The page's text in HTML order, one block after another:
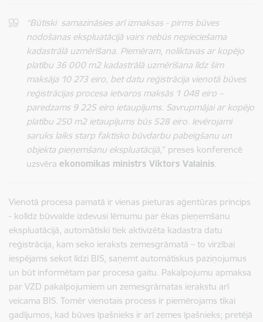
“Būtiski samazināsies arī izmaksas - pirms būves
nodošanas ekspluatācijā vairs nebūs nepieciešama
kadastrālā uzmērīšana. Piemēram, noliktavas ar kopējo
platību 36 000 m2 kadastrālā uzmērīšana līdz šim
maksāja 10 273 eiro, bet datu reģistrācija vienotā būves
reģistrācijas procesa ietvaros maksās 1 048 eiro –
paredzams 9 225 eiro ietaupījums. Savrupmājai ar kopējo
platību 250 m2 ietaupījums būs 528 eiro. Ievērojami
saruks laiks starp faktisko būvdarbu pabeigšanu un
objekta pieņemšanu ekspluatācijā,” preses konferencē
uzsvēra ekonomikas ministrs Viktors Valainis.
Vienotā procesa pamatā ir vienas pieturas aģentūras princips
- kolīdz būvvalde izdevusi lēmumu par ēkas pieņemšanu
ekspluatācijā, automātiski tiek aktivizēta kadastra datu
reģistrācija, kam seko ieraksts zemesgrāmatā – to virzībai
iespējams sekot līdzi BIS, saņemt automātiskus paziņojumus
un būt informētam par procesa gaitu. Pakalpojumu apmaksa
par VZD pakalpojumiem un zemesgrāmatas ierakstu arī
veicama BIS. Tomēr vienotais process ir piemērojams tikai
gadījumos, kad būves īpašnieks ir arī zemes īpašnieks; pretējā